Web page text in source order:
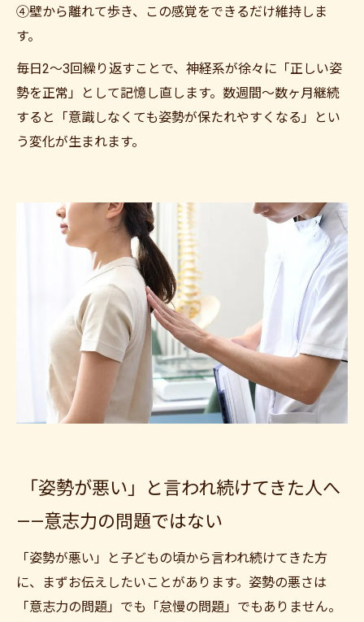
④壁から離れて歩き、この感覚をできるだけ維持しま
す。
毎日2〜3回繰り返すことで、神経系が徐々に「正しい姿
勢を正常」として記憶し直します。数週間〜数ヶ月継続
すると「意識しなくても姿勢が保たれやすくなる」とい
う変化が生まれます。
「姿勢が悪い」と言われ続けてきた人へ
——意志力の問題ではない
「姿勢が悪い」と子どもの頃から言われ続けてきた方
に、まずお伝えしたいことがあります。姿勢の悪さは
「意志力の問題」でも「怠慢の問題」でもありません。